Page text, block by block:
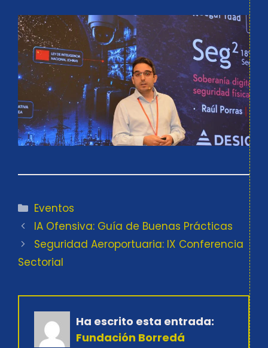
Categorías
Eventos
IA Ofensiva: Guía de Buenas Prácticas
Seguridad Aeroportuaria: IX Conferencia
Sectorial
Ha escrito esta entrada:
Fundación Borredá